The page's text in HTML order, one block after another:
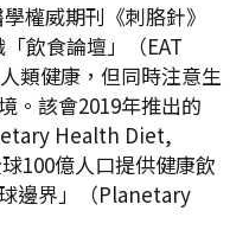
權威期刊《刺胳針》
飲食論壇」（EAT
類健康，但同時注意生
。該會2019年推出的
Health Diet,
100億人口提供健康飲
邊界」（Planetary